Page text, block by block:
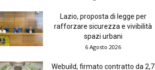
Lazio, proposta di legge per
rafforzare sicurezza e vivibilità
spazi urbani
6 Agosto 2026
Webuild, firmato contratto da 2,7